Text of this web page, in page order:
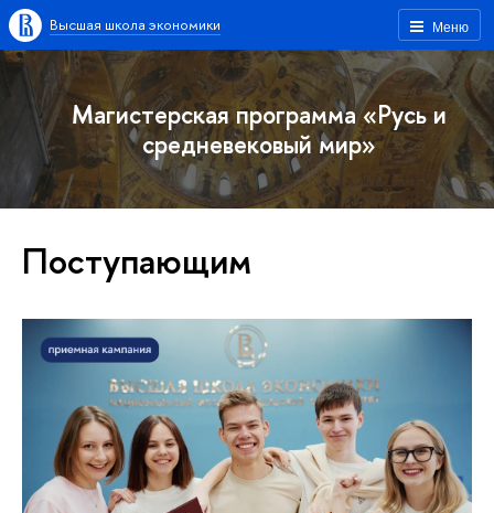
Меню
Высшая школа экономики
Магистерская программа «Русь и
средневековый мир»
Поступающим